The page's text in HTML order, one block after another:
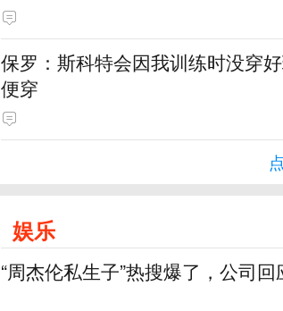
保罗：斯科特会因我训练时没穿
便穿
娱乐
“周杰伦私生子”热搜爆了，公司回